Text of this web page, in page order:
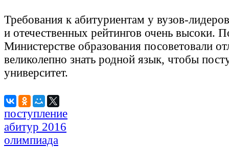
Требования к абитуриентам у вузов-
и отечественных рейтингов очень высоки.
Министерстве образования посоветовали
великолепно знать родной язык, чтобы
университет.
поступление
абитур 2016
олимпиада